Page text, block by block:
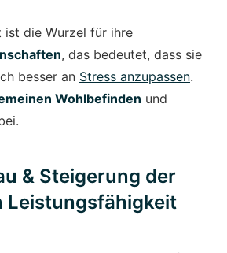
ist die Wurzel für ihre
, das bedeutet, dass sie
besser an Stress anzupassen.
Wohlbefinden und
& Steigerung der
Leistungsfähigkeit